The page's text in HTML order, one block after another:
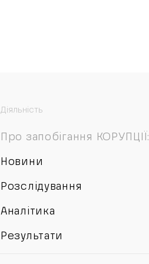
Діяльність
Про запобігання КОРУПЦІЇ:
Новини
Розслідування
Аналітика
Результати